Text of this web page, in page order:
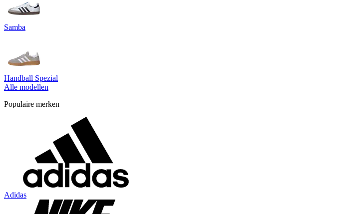
Samba
Handball Spezial
Alle modellen
Populaire merken
Adidas